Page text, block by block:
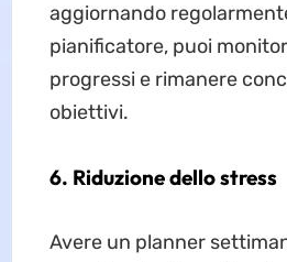
aggiornando
pianificatore, puoi
progressi e rimanere
obiettivi.
6. Riduzione dello stress
Avere un planner